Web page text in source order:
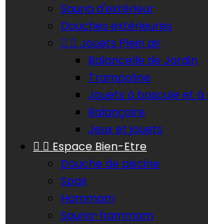
Sauna d'extérieur
Douches extérieures
  Jouets Plein air
Balancelle de Jardin
Trampoline
Jouets à bascule et
Balançoire
Jeux et jouets
  Espace Bien-Etre
Douche de piscine
Spas
Hammam
Sauna-hammam